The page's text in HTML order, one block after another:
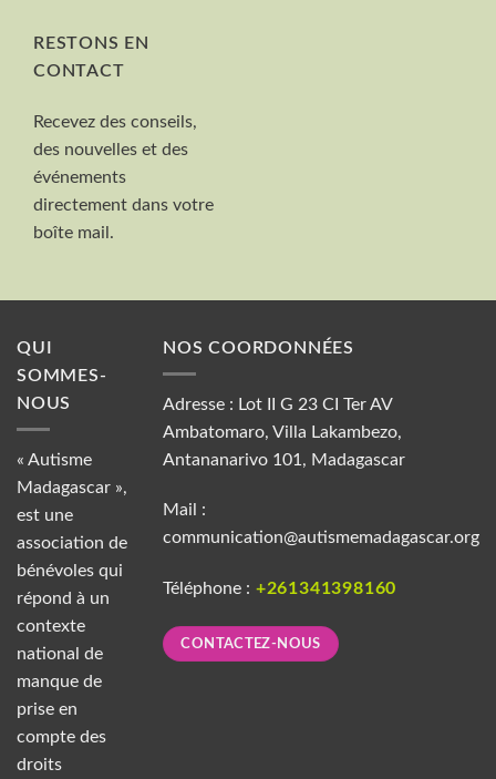
RESTONS EN
CONTACT
Recevez des conseils,
des nouvelles et des
événements
directement dans votre
boîte mail.
QUI
SOMMES-
NOUS
« Autisme
Madagascar »,
est une
association de
bénévoles qui
répond à un
contexte
national de
manque de
prise en
compte des
droits
NOS COORDONNÉES
Adresse : Lot II G 23 CI Ter AV
Ambatomaro, Villa Lakambezo,
Antananarivo 101, Madagascar
Mail :
communication@autismemadagascar.org
Téléphone : +261341398160
CONTACTEZ-NOUS